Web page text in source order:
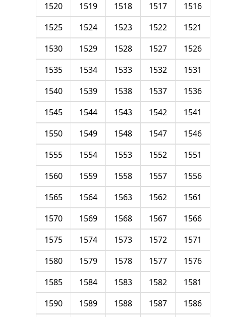
1516
1517
1518
1519
1520
1521
1522
1523
1524
1525
1526
1527
1528
1529
1530
1531
1532
1533
1534
1535
1536
1537
1538
1539
1540
1541
1542
1543
1544
1545
1546
1547
1548
1549
1550
1551
1552
1553
1554
1555
1556
1557
1558
1559
1560
1561
1562
1563
1564
1565
1566
1567
1568
1569
1570
1571
1572
1573
1574
1575
1576
1577
1578
1579
1580
1581
1582
1583
1584
1585
1586
1587
1588
1589
1590